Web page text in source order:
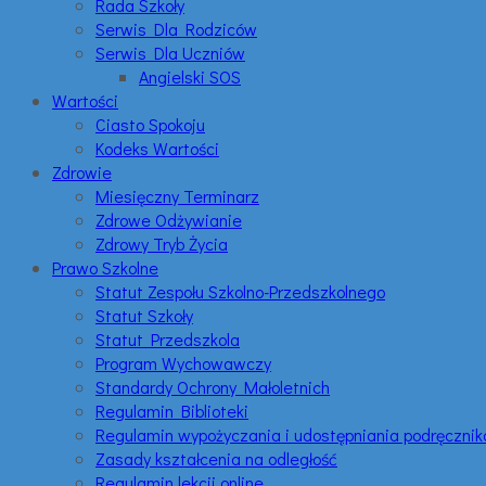
Rada Szkoły
Serwis Dla Rodziców
Serwis Dla Uczniów
Angielski SOS
Wartości
Ciasto Spokoju
Kodeks Wartości
Zdrowie
Miesięczny Terminarz
Zdrowe Odżywianie
Zdrowy Tryb Życia
Prawo Szkolne
Statut Zespołu Szkolno-Przedszkolnego
Statut Szkoły
Statut Przedszkola
Program Wychowawczy
Standardy Ochrony Małoletnich
Regulamin Biblioteki
Regulamin wypożyczania i udostępniania
Zasady kształcenia na odległość